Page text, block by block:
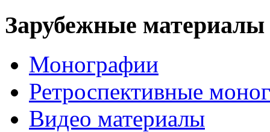
Зарубежные материалы
Монографии
Ретроспективные
Видео материалы